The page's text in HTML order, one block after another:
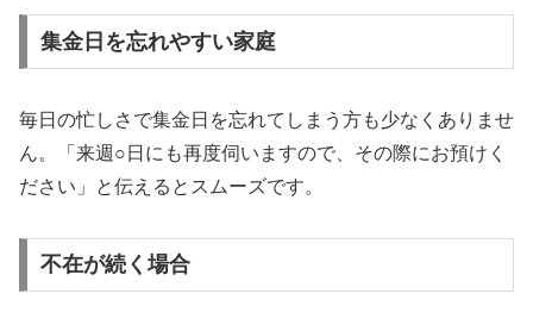
集金日を忘れやすい家庭
毎日の忙しさで集金日を忘れてしまう方も少なくありませ
ん。「来週○日にも再度伺いますので、その際にお預けく
ださい」と伝えるとスムーズです。
不在が続く場合